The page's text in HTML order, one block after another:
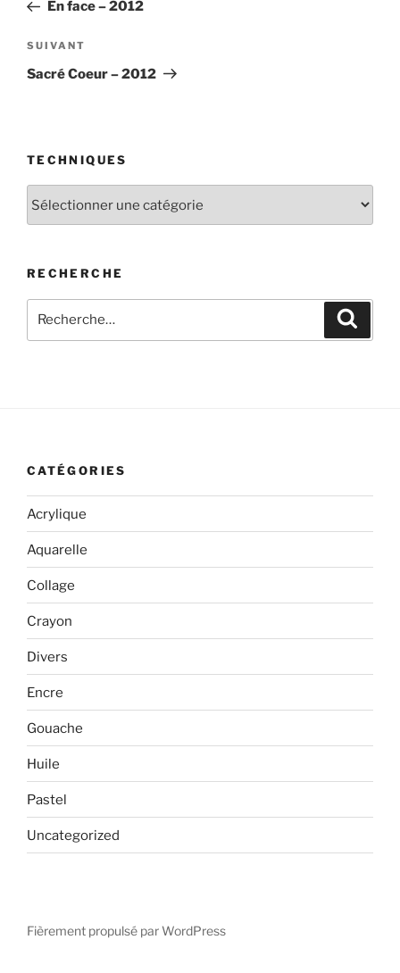
l’article
En face – 2012
Article
suivant
SUIVANT
Sacré Coeur – 2012
TECHNIQUES
RECHERCHE
pour
CATÉGORIES
Acrylique
Aquarelle
Collage
Crayon
Divers
Encre
Gouache
Huile
Pastel
Uncategorized
Fièrement propulsé par WordPress